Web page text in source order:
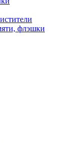
флэшки